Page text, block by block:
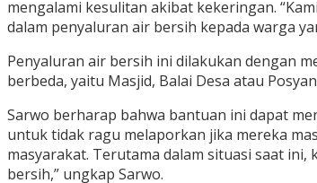
mengalami kesulitan akibat kekeringan.
dalam penyaluran air bersih kepada warga
Penyaluran air bersih ini dilakukan dengan
berbeda, yaitu Masjid, Balai Desa atau
Sarwo berharap bahwa bantuan ini dapat
untuk tidak ragu melaporkan jika mereka
masyarakat. Terutama dalam situasi saat
bersih,” ungkap Sarwo.